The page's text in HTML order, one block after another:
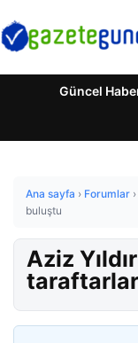
Güncel
Ana sayfa › Forumlar ›
buluştu
Aziz